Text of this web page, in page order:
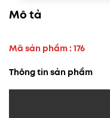
Mô tả
Mã sản phẩm : 176
Thông tin sản phẩm